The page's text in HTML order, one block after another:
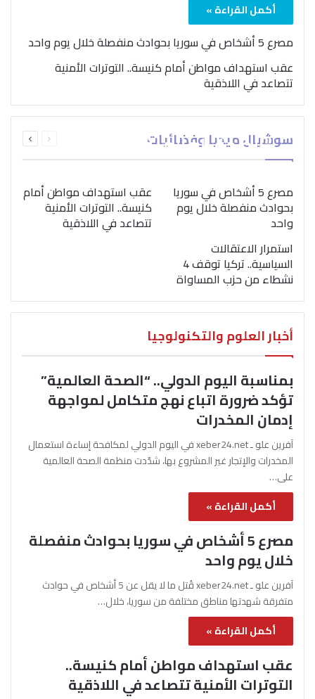
أكمل القراءة »
مصرع 5 أشخاص في سوريا بحوادث منفصلة خلال يوم واحد
عقب استهداف مواطن أمام كنيسة.. التوترات الأمنية
تتصاعد في اللاذقية
سوشيال ميديا وفضائيات الصفحةالصفحة
بمناسبة اليوم الدولي..
“الصحة العالمية” تؤكد
ضرورة اتباع نهج متكامل
لمواجهة إدمان المخدرات
مصرع 5 أشخاص في سوريا
بحوادث منفصلة خلال يوم
واحد
عقب استهداف مواطن أمام
كنيسة.. التوترات الأمنية
تتصاعد في اللاذقية
استمرار الاعتقالات
السياسية.. تركيا توقف 4
نشطاء من حزب المساواة
أخبار العلوم والتكنولوجيا
بمناسبة اليوم الدولي.. “الصحة العالمية”
تؤكد ضرورة اتباع نهج متكامل لمواجهة
إدمان المخدرات
آفرين علو ـ xeber24.net في اليوم الدولي لمكافحة إساءة استعمال
المخدرات والإتجار غير المشروع بها، شدّدت منظمة الصحة العالمية
على…
أكمل القراءة »
مصرع 5 أشخاص في سوريا بحوادث منفصلة
خلال يوم واحد
آفرين علو ـ xeber24.net قُتل ما لا يقل عن 5 أشخاص في حوادث
متفرقة شهدتها مناطق مختلفة من سوريا، خلال…
أكمل القراءة »
عقب استهداف مواطن أمام كنيسة..
التوترات الأمنية تتصاعد في اللاذقية